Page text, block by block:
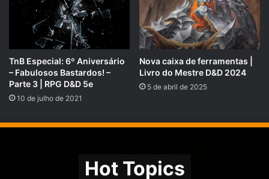
COMPARTILHE!
Se você gostou desse Podcast de RPG, então não se
esqueça de compartilhar!
Nosso site éhttps://rpgnext.com.br,
Nossa Campanha do
@RPG_Next ,
TnB Especial: 6º Aniversário
– Fabulosos Bastardos! –
Parte 3 | RPG D&D 5e
10 de julho de 2021
Nova caixa de ferramentas |
Livro do Mestre D&D 2024
5 de abril de 2025
Hot Topics